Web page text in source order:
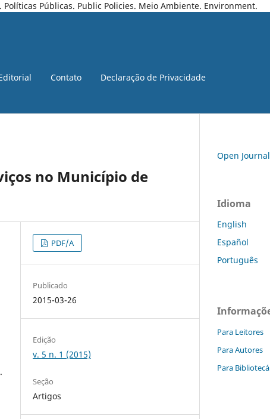
Públicas. Public Policies. Meio Ambiente. Environment.
Contato Declaração de Privacidade
no Município de
PDF/A
Publicado
2015-03-26
Edição
v. 5 n. 1 (2015)
Seção
Artigos
Open
Idioma
English
Español
Português
Para Leitores
Para Autores
Para